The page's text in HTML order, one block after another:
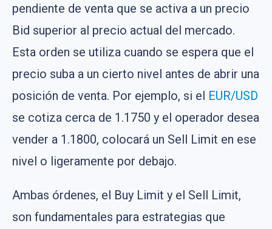
pendiente de venta que se activa a un precio
Bid superior al precio actual del mercado.
Esta orden se utiliza cuando se espera que el
precio suba a un cierto nivel antes de abrir una
posición de venta. Por ejemplo, si el EUR/USD
se cotiza cerca de 1.1750 y el operador desea
vender a 1.1800, colocará un Sell Limit en ese
nivel o ligeramente por debajo.
Ambas órdenes, el Buy Limit y el Sell Limit,
son fundamentales para estrategias que